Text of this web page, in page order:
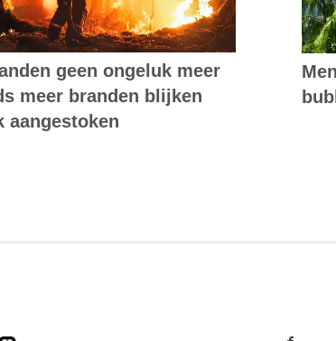
geen ongeluk meer
meer branden blijken
aangestoken